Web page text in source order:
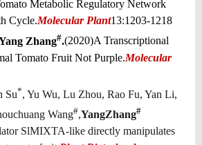
Metabolic Regulatory Network
Cycle.Molecular Plant13:1203-1218
Zhang#.(2020)A Transcriptional
Tomato Fruit Not Purple.Molecular
Su*, Yu Wu, Lu Zhou, Rao Fu, Yan Li,
Wang#,YangZhang#
SlMIXTA‐like directly manipulates